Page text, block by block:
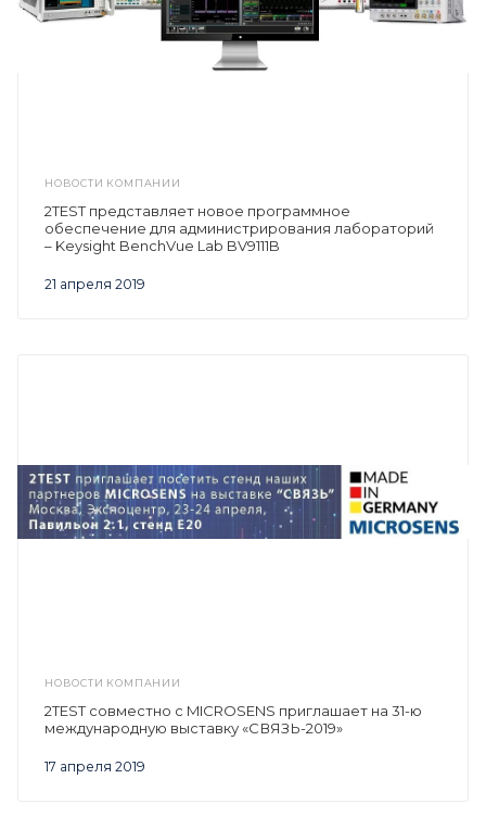
НОВОСТИ КОМПАНИИ
21 апреля 2019
2TEST представляет новое программное
обеспечение для администрирования лабораторий
– Keysight BenchVue Lab BV9111B
НОВОСТИ КОМПАНИИ
17 апреля 2019
2TEST совместно с MICROSENS приглашает на 31-ю
международную выставку «СВЯЗЬ-2019»